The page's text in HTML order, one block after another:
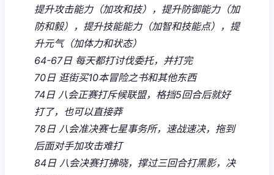
提升攻击能力（加攻和技），提升防御能力（加
防和毅），提升技能能力（加智和技能点），提
升元气（加体力和状态）
64-67日 每天都打讨伐委托，并打完
70日 逛街买10本冒险之书和其他东西
74日 八会正赛打斥候联盟，格挡5回合后就好
打了，也可以直接莽
78日 八会准决赛七星事务所，速战速决，拖到
后面对手加攻击难打
84日 八会决赛打拂晓，撑过三回合打黑影，决